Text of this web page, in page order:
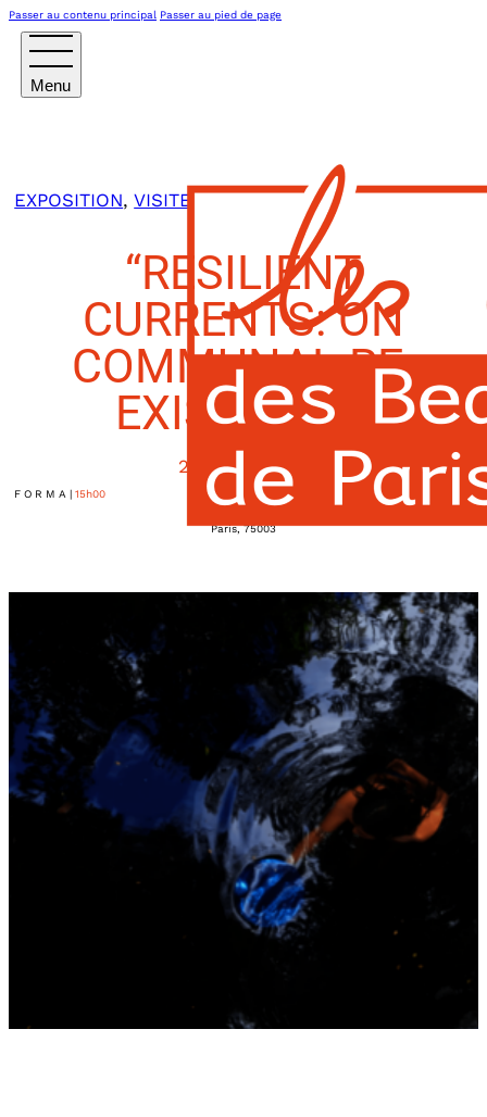
Passer au contenu principal Passer au pied de page
EXPOSITION,VISITE
“RESILIENT
CURRENTS: ON
COMMUNAL RE-
EXISTENCE”
28 MARS 2024
F O R M A
15h00
Paris, 75003